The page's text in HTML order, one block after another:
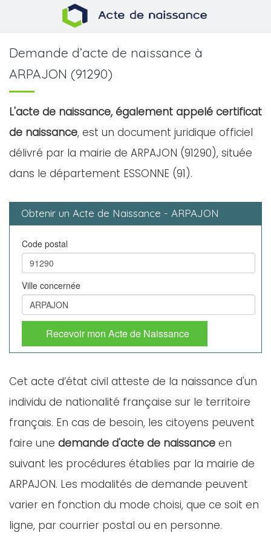
Demande d’acte de naissance à
ARPAJON (91290)
L'acte de naissance, également appelé certificat
de naissance, est un document juridique officiel
délivré par la mairie de ARPAJON (91290), située
dans le département ESSONNE (91).
Obtenir un Acte de Naissance - ARPAJON
Code postal
Ville concernée
Recevoir mon Acte de Naissance
Cet acte d’état civil atteste de la naissance d'un
individu de nationalité française sur le territoire
français. En cas de besoin, les citoyens peuvent
faire une demande d'acte de naissance en
suivant les procédures établies par la mairie de
ARPAJON. Les modalités de demande peuvent
varier en fonction du mode choisi, que ce soit en
ligne, par courrier postal ou en personne.